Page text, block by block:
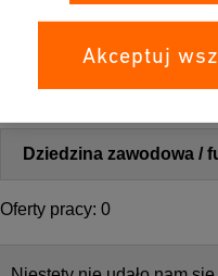
Akceptuj